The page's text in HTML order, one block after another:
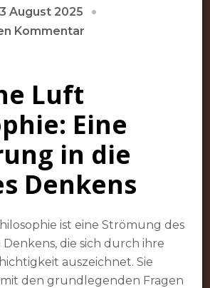
August 2025
Kommentarzu
Luft
Philosophie:
Auf
der
Suche
Luft
Eine
in die
Denkens
ist eine Strömung des
die sich durch ihre
auszeichnet. Sie
den grundlegenden Fragen